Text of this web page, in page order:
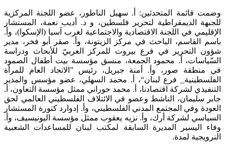
وضمت قائمة المتحدثين: أ. سهيل الناطور، عضو اللجنة المركزية
للجبهة الديمقراطية لتحرير فلسطين، و د. أديب نعمة، المستشار
الإقليمي في اللجنة الاقتصادية والاجتماعية لغرب آسيا (الإسكوا)، وأ.
باسم القاسم، الباحث في مركز الزيتونة، وأ. صقر أبو فخر، مدير
شؤون التحرير في فرع بيروت للمركز العربيّ للأبحاث ودراسة
السّياسات، أ. محمود الجمعة، منسق مؤسسة بيت أطفال الصمود
في منطقة صور، وأ. أمنة جبريل، رئيس ”الاتحاد العام للمرأة
الفلسطينية_ فرع لبنان“، أ. محمد السهلي، عضو مؤسس والمدير
التنفيذي لشركة اقتصادنا، أ. محمد حوراني ممثل مؤسسة التعاون، أ.
جابر سليمان، الناشط وعضو في الائتلاف الفلسطيني العالمي لحق
العودة وفي المجتمع المدني الفلسطيني، وأ. إدوارد كتورة المستشار
السياسي لشركة أرك، وأ. نزيه يعقوب ممثل مؤسسة اليونيسيف، وأ.
وفاء اليسير المديرة السابقة لمكتب لبنان للمساعدات الشعبية
النرويجية لمدة.